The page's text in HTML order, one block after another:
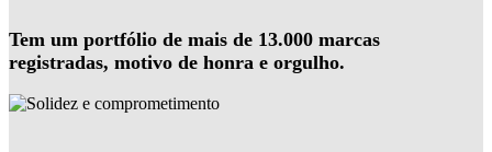
Tem um portfólio de mais de 13.000 marcas
registradas, motivo de honra e orgulho.